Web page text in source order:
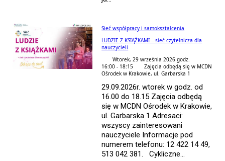
Sieć współpracy i samokształcenia
LUDZIE Z KSIĄŻKAMI – sieć czytelnicza dla
nauczycieli
Wtorek, 29 września 2026 godz.
16:00 - 18:15
Zajęcia odbędą się w MCDN
Ośrodek w Krakowie, ul. Garbarska 1
29.09.2026r. wtorek w godz. od
16.00 do 18.15 Zajęcia odbędą
się w MCDN Ośrodek w Krakowie,
ul. Garbarska 1 Adresaci:
wszyscy zainteresowani
nauczyciele Informacje pod
numerem telefonu: 12 422 14 49,
513 042 381. Cykliczne...